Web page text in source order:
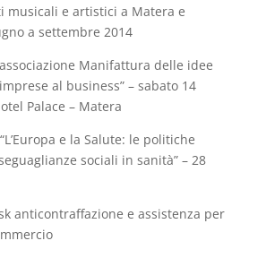
musicali e artistici a Matera e
a settembre 2014
Manifattura delle idee
al business” – sabato 14
Palace – Matera
e la Salute: le politiche
sociali in sanità” – 28
e assistenza per